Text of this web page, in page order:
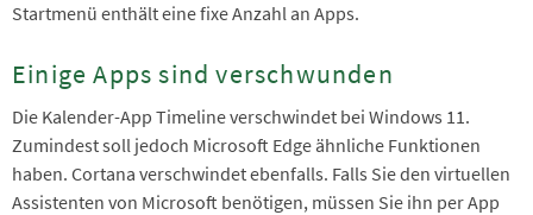
Startmenü enthält eine fixe Anzahl an Apps.
Einige Apps sind verschwunden
Die Kalender-App Timeline verschwindet bei Windows 11.
Zumindest soll jedoch Microsoft Edge ähnliche Funktionen
haben. Cortana verschwindet ebenfalls. Falls Sie den virtuellen
Assistenten von Microsoft benötigen, müssen Sie ihn per App